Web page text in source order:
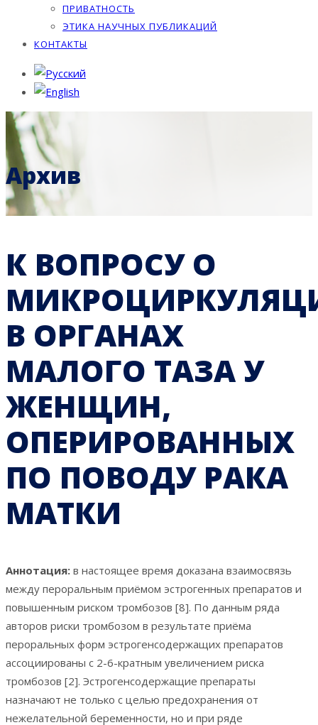
ПРИВАТНОСТЬ
ЭТИКА НАУЧНЫХ ПУБЛИКАЦИЙ
КОНТАКТЫ
Архив
К ВОПРОСУ О
В ОРГАНАХ
МАЛОГО ТАЗА У
ЖЕНЩИН,
ОПЕРИРОВАННЫХ
ПО ПОВОДУ РАКА
МАТКИ
Аннотация: в настоящее время доказана взаимосвязь
между пероральным приёмом эстрогенных препаратов и
повышенным риском тромбозов [8]. По данным ряда
авторов риски тромбозом в результате приёма
пероральных форм эстрогенсодержащих препаратов
ассоциированы с 2-6-кратным увеличением риска
тромбозов [2]. Эстрогенсодержащие препараты
назначают не только с целью предохранения от
нежелательной беременности, но и при ряде